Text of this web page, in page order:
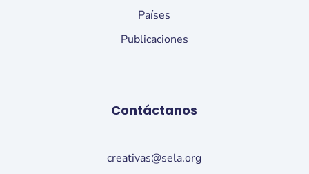
Países
Publicaciones
Contáctanos
creativas@sela.org